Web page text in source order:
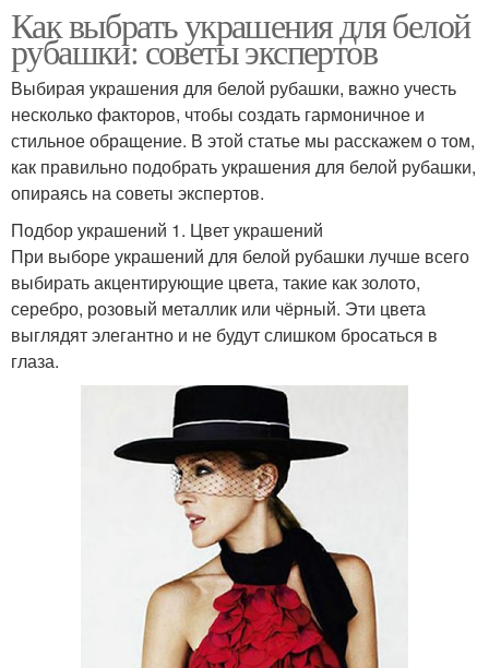
Как выбрать украшения для белой
рубашки: советы экспертов
Выбирая украшения для белой рубашки, важно учесть
несколько факторов, чтобы создать гармоничное и
стильное обращение. В этой статье мы расскажем о том,
как правильно подобрать украшения для белой рубашки,
опираясь на советы экспертов.
Подбор украшений 1. Цвет украшений
При выборе украшений для белой рубашки лучше всего
выбирать акцентирующие цвета, такие как золото,
серебро, розовый металлик или чёрный. Эти цвета
выглядят элегантно и не будут слишком бросаться в
глаза.